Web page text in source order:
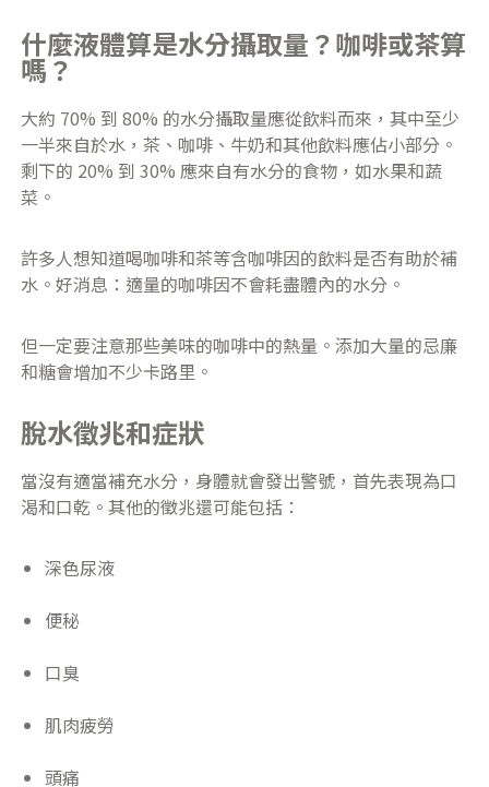
什麼液體算是水分攝取量？咖啡或茶算
嗎？
大約 70% 到 80% 的水分攝取量應從飲料而來，其中至少
一半來自於水，茶、咖啡、牛奶和其他飲料應佔小部分。
剩下的 20% 到 30% 應來自有水分的食物，如水果和蔬
菜。
許多人想知道喝咖啡和茶等含咖啡因的飲料是否有助於補
水。好消息：適量的咖啡因不會耗盡體內的水分。
但一定要注意那些美味的咖啡中的熱量。添加大量的忌廉
和糖會增加不少卡路里。
脫水徵兆和症狀
當沒有適當補充水分，身體就會發出警號，首先表現為口
渴和口乾。其他的徵兆還可能包括：
​深色尿液
​便秘
口臭
​肌肉疲勞
​頭痛